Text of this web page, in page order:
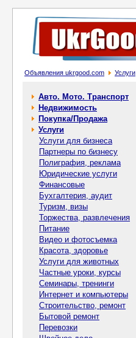
Объявления ukrgood.com Услуги
Авто. Мото. Транспорт
Недвижимость
Покупка/Продажа
Услуги
Услуги для бизнеса
Партнеры по бизнесу
Полиграфия, реклама
Юридические услуги
Финансовые
Бухгалтерия, аудит
Туризм, визы
Торжества, развлечения
Питание
Видео и фотосъемка
Красота, здоровье
Услуги для животных
Частные уроки, курсы
Семинары, тренинги
Интернет и компьютеры
Строительство, ремонт
Бытовой ремонт
Перевозки